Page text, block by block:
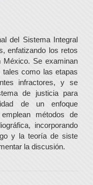
del Sistema Integral
enfatizando los retos
México. Se examinan
como las etapas
infractores, y se
de justicia para
de un enfoque
métodos de
incorporando
y la teoría de siste
la discusión.